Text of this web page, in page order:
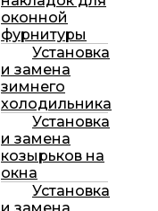
оконной
фурнитуры
Установка
и замена
зимнего
холодильника
Установка
и замена
козырьков на
окна
Установка